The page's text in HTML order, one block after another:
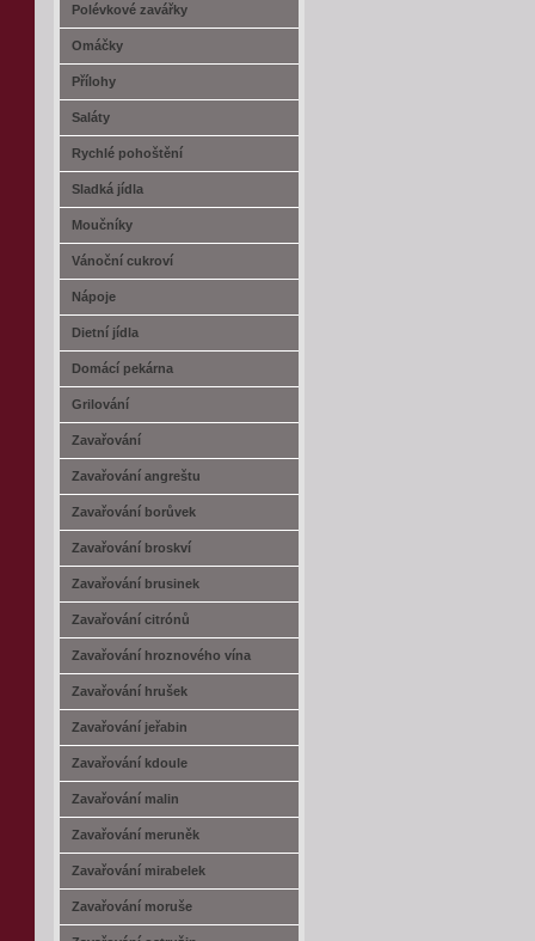
Polévkové zavářky
Omáčky
Přílohy
Saláty
Rychlé pohoštění
Sladká jídla
Moučníky
Vánoční cukroví
Nápoje
Dietní jídla
Domácí pekárna
Grilování
Zavařování
Zavařování angreštu
Zavařování borůvek
Zavařování broskví
Zavařování brusinek
Zavařování citrónů
Zavařování hroznového vína
Zavařování hrušek
Zavařování jeřabin
Zavařování kdoule
Zavařování malin
Zavařování meruněk
Zavařování mirabelek
Zavařování moruše